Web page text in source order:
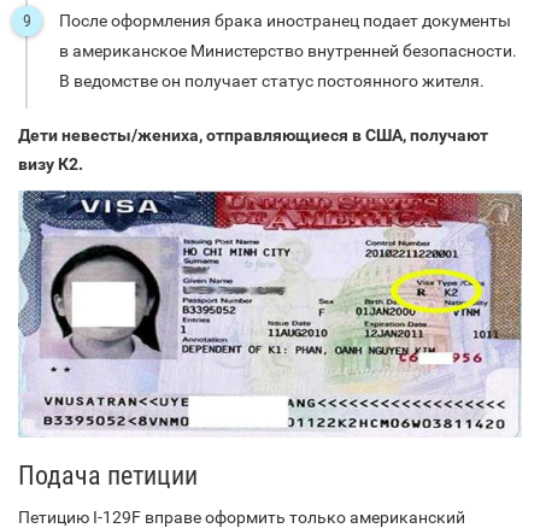
После оформления брака иностранец подает документы
в американское Министерство внутренней безопасности.
В ведомстве он получает статус постоянного жителя.
Дети невесты/жениха, отправляющиеся в США, получают
визу К2.
Подача петиции
Петицию I-129F вправе оформить только американский